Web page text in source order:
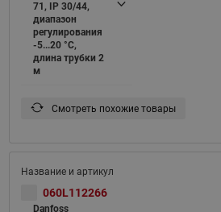
71, IP 30/44,
диапазон
регулирования
-5...20 °C,
длина трубки 2
м
Смотреть похожие товары
060L112266
Danfoss